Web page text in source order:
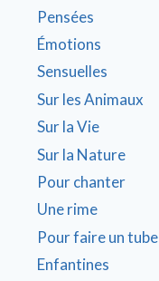
Pensées
Émotions
Sensuelles
Sur les Animaux
Sur la Vie
Sur la Nature
Pour chanter
Une rime
Pour faire un tube
Enfantines